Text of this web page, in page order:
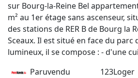
sur Bourg-la-Reine Bel
m² au 1er étage sans ascenseur,
des stations de RER B de Bourg la
Sceaux. Il est situé en face du parc
lumineux, il se compose : - d'une
Paruvendu
123Loger